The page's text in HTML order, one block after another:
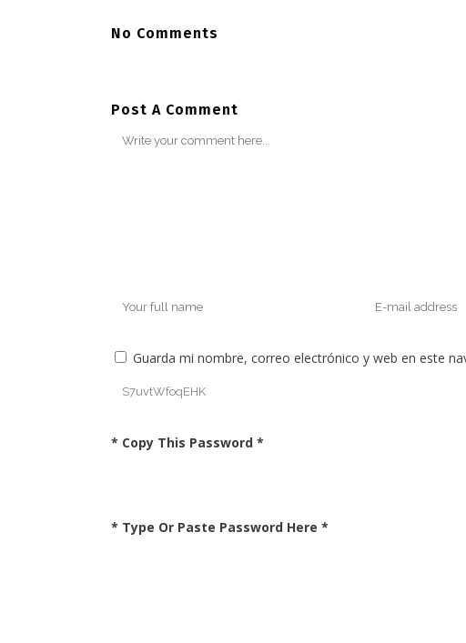
No Comments
Post A Comment
Guarda mi nombre, correo electrónico y web en este
* Copy This Password *
* Type Or Paste Password Here *